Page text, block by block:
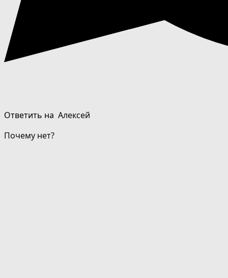
Ответить на Алексей
Почему нет?